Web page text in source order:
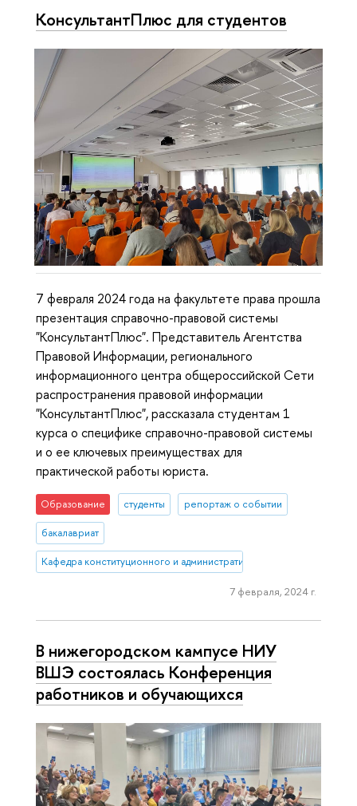
КонсультантПлюс для студентов
7 февраля 2024 года на факультете права прошла
презентация справочно-правовой системы
"КонсультантПлюс". Представитель Агентства
Правовой Информации, регионального
информационного центра общероссийской Сети
распространения правовой информации
"КонсультантПлюс", рассказала студентам 1
курса о специфике справочно-правовой системы
и о ее ключевых преимуществах для
практической работы юриста.
Образование студенты репортаж о событии
бакалавриат
Кафедра конституционного и административного права (Нижний
7 февраля, 2024 г.
В нижегородском кампусе НИУ
ВШЭ состоялась Конференция
работников и обучающихся